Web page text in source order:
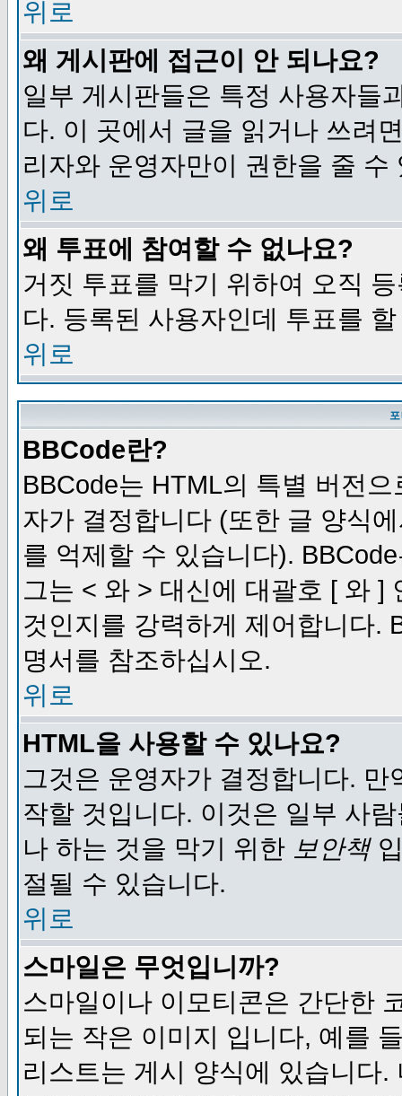
위로
왜 게시판에 접근이 안 되나요?
일부 게시판들은 특정 사용자들
다. 이 곳에서 글을 읽거나 쓰려
리자와 운영자만이 권한을 줄
위로
왜 투표에 참여할 수 없나요?
거짓 투표를 막기 위하여 오직
다. 등록된 사용자인데 투표를
위로
BBCode란?
BBCode는 HTML의 특별 버전
자가 결정합니다 (또한 글 양식
를 억제할 수 있습니다).
그는 < 와 > 대신에 대괄호 [ 와 ]
것인지를 강력하게 제어합니다.
명서를 참조하십시오.
위로
HTML을 사용할 수 있나요?
그것은 운영자가 결정합니다.
작할 것입니다. 이것은 일부 사
나 하는 것을 막기 위한 보안책
절될 수 있습니다.
위로
스마일은 무엇입니까?
스마일이나 이모티콘은 간단한
되는 작은 이미지 입니다, 예를
리스트는 게시 양식에 있습니다